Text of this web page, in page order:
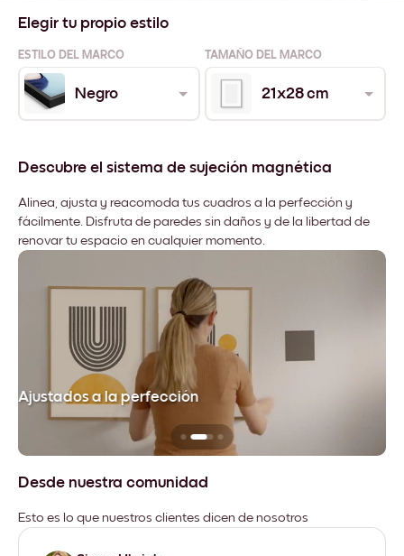
Elegir tu propio estilo
ESTILO DEL MARCO TAMAÑO DEL MARCO
Negro 21x28 cm
Descubre el sistema de sujeción magnética
Alinea, ajusta y reacomoda tus cuadros a la perfección y
fácilmente. Disfruta de paredes sin daños y de la libertad de
renovar tu espacio en cualquier momento.
Ajustados a la perfección
Desde nuestra comunidad
Esto es lo que nuestros clientes dicen de nosotros